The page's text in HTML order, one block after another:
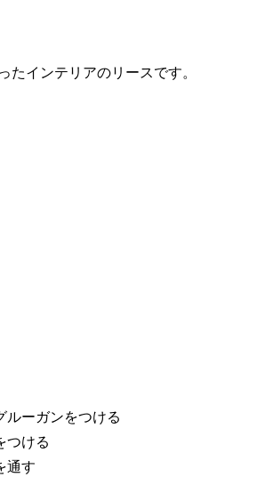
たインテリアのリースです。
ルーガンをつける
つける
通す